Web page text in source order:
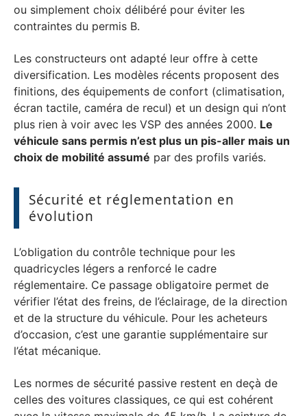
ou simplement choix délibéré pour éviter les
contraintes du permis B.
Les constructeurs ont adapté leur offre à cette
diversification. Les modèles récents proposent des
finitions, des équipements de confort (climatisation,
écran tactile, caméra de recul) et un design qui n’ont
plus rien à voir avec les VSP des années 2000. Le
véhicule sans permis n’est plus un pis-aller mais un
choix de mobilité assumé par des profils variés.
Sécurité et réglementation en
évolution
L’obligation du contrôle technique pour les
quadricycles légers a renforcé le cadre
réglementaire. Ce passage obligatoire permet de
vérifier l’état des freins, de l’éclairage, de la direction
et de la structure du véhicule. Pour les acheteurs
d’occasion, c’est une garantie supplémentaire sur
l’état mécanique.
Les normes de sécurité passive restent en deçà de
celles des voitures classiques, ce qui est cohérent